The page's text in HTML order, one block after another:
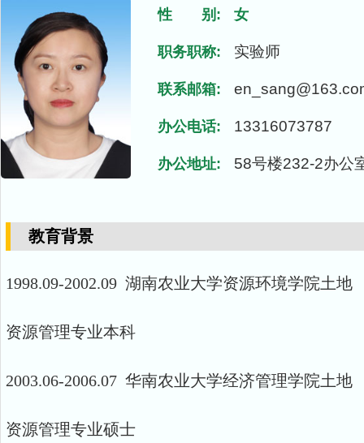
性 别: 女
职务职称: 实验师
联系邮箱:
办公电话: 13316073787
办公地址: 58号楼232-2办公
教育背景
1998.09-2002.09 湖南农业大学资源环境学院土地
资源管理专业本科
2003.06-2006.07 华南农业大学经济管理学院土地
资源管理专业硕士